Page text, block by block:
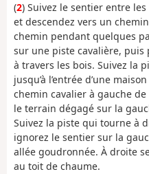
(2) Suivez le sentier entre
et descendez vers un
chemin pendant quelques
sur une piste cavalière,
à travers les bois. Suivez la
jusqu’à l’entrée d’une
chemin cavalier à gauche
le terrain dégagé sur la
Suivez la piste qui tourne à
ignorez le sentier sur la
allée goudronnée. À droite
au toit de chaume.